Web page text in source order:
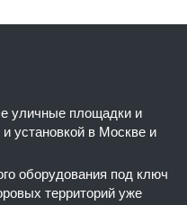
уличные площадки и
установкой в Москве и
оборудования под ключ
территорий уже